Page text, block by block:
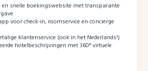
en snelle boekingswebsite met transparante
voor check-in, roomservice en concierge
klantenservice (ook in het Nederlands!)
hotelbeschrijvingen met 360° virtuele